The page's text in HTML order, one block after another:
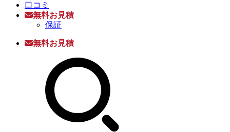
口コミ
無料お見積
保証
無料お見積